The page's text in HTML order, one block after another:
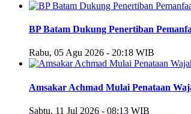
BP Batam Dukung Penertiban
Rabu, 05 Agu 2026 - 20:18 WIB
Amsakar Achmad Mulai Penataan
Sabtu, 11 Jul 2026 - 08:13 WIB